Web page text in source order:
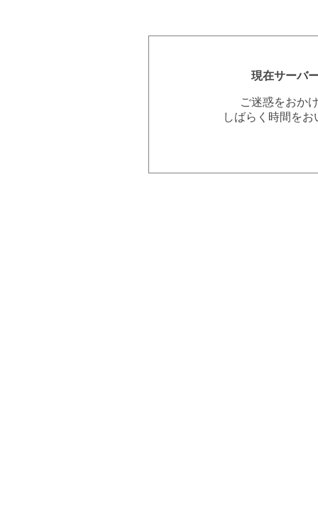
現在サーバ
ご迷惑をおか
しばらく時間を